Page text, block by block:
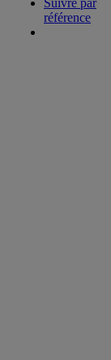
Suivre par
référence